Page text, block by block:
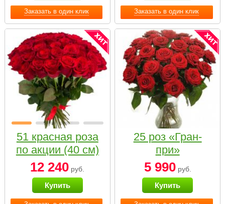
Заказать в один клик Заказать в один клик
51 красная роза
по акции (40 см)
12 240 руб.
Купить
25 роз «Гран-
при»
5 990руб.
Купить